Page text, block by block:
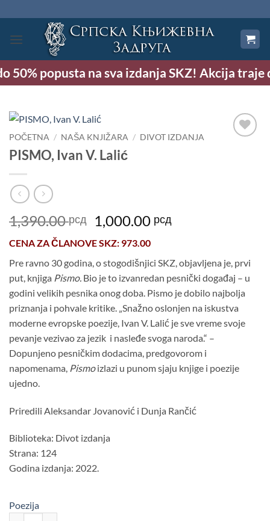
na
sadržaj
50% popusta na sva izdanja SKZ! Akcija traje
POČETNA / NAŠA KNJIŽARA / DIVOT IZDANJA
PISMO, Ivan V. Lalić
1,390.00рсд
Originalna
je
bila:
1,390.00 рсд.
1,000.00 рсдTrenutna
1,000.00 рсд.
CENA ZAČLANOVE SKZ: 973.00
Pre ravno 30 godina, o stogodišnjici SKZ, objavljena je, prvi
put, knjiga Pismo. Bio je to izvanredan pesnički događaj – u
godini velikih pesnika onog doba. Pismo je dobilo najbolja
priznanja i pohvale kritike. „Snažno oslonjen na iskustva
moderne evropske poezije, Ivan V. Lalić je sve vreme svoje
pevanje vezivao za jezik i nasleđe svoga naroda.“ –
Dopunjeno pesničkim dodacima, predgovorom i
napomenama, Pismoizlazi u punom sjaju knjige i poezije
ujedno.
Priredili Aleksandar Jovanović i Dunja Rančić
Biblioteka: Divot izdanja
Strana: 124
Godina izdanja: 2022.
Poezija